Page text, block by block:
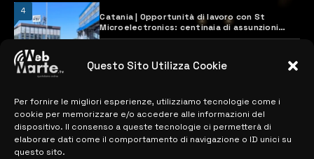
Questo Sito Utilizza Cookie
Per fornire le migliori esperienze, utilizziamo tecnologie come i
cookie per memorizzare e/o accedere alle informazioni del
dispositivo. Il consenso a queste tecnologie ci permetterà di
elaborare dati come il comportamento di navigazione o ID unici su
questo sito.
4
Catania | Opportunità di lavoro con St
Microelectronics: centinaia di assunzioni
previste
MAPPA DEL SITO
> NOTIZIE